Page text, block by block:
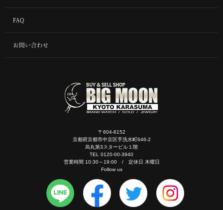
FAQ
お問い合わせ
〒604-8152
京都府京都市中京区手洗水町646-2
烏丸第3スタービル１階
TEL 0120-00-3940
営業時間 10:30～19:00 / 定休日 木曜日
Follow us